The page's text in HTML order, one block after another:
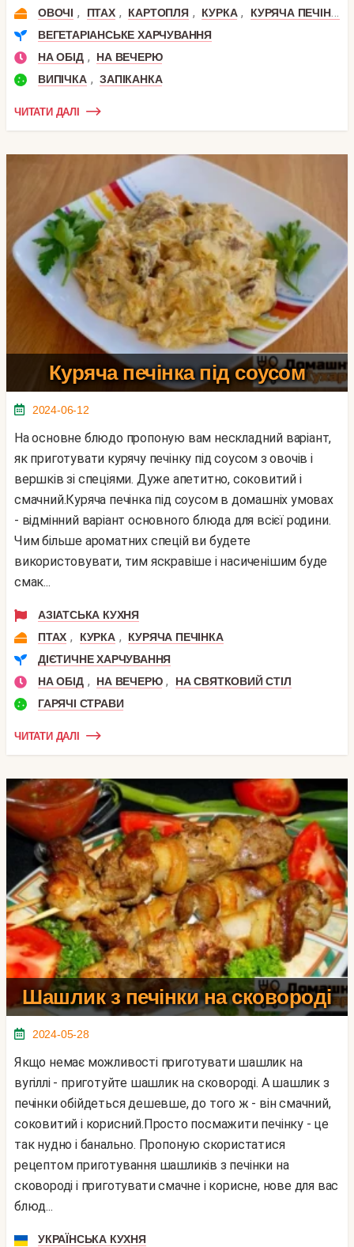
ОВОЧІ , ПТАХ , КАРТОПЛЯ , КУРКА ,
КУРЯЧА ПЕЧІНКА
ВЕГЕТАРІАНСЬКЕ ХАРЧУВАННЯ
НА ОБІД ,
НА ВЕЧЕРЮ
ВИПІЧКА , ЗАПІКАНКА
ЧИТАТИ ДАЛІ
Куряча печінка під соусом
2024-06-12
На основне блюдо пропоную вам нескладний варіант,
як приготувати курячу печінку під соусом з овочів і
вершків зі спеціями. Дуже апетитно, соковитий і
смачний.Куряча печінка під соусом в домашніх умовах
- відмінний варіант основного блюда для всієї родини.
Чим більше ароматних спецій ви будете
використовувати, тим яскравіше і насиченішим буде
смак...
АЗІАТСЬКА КУХНЯ
ПТАХ , КУРКА ,
КУРЯЧА ПЕЧІНКА
ДІЄТИЧНЕ ХАРЧУВАННЯ
НА ОБІД , НА ВЕЧЕРЮ ,
НА СВЯТКОВИЙ СТІЛ
ГАРЯЧІ СТРАВИ
ЧИТАТИ ДАЛІ
Шашлик з печінки на сковороді
2024-05-28
Якщо немає можливості приготувати шашлик на
вугіллі - приготуйте шашлик на сковороді. А шашлик з
печінки обійдеться дешевше, до того ж - він смачний,
соковитий і корисний.Просто посмажити печінку - це
так нудно і банально. Пропоную скористатися
рецептом приготування шашликів з печінки на
сковороді і приготувати смачне і корисне, нове для вас
блюд...
УКРАЇНСЬКА КУХНЯ